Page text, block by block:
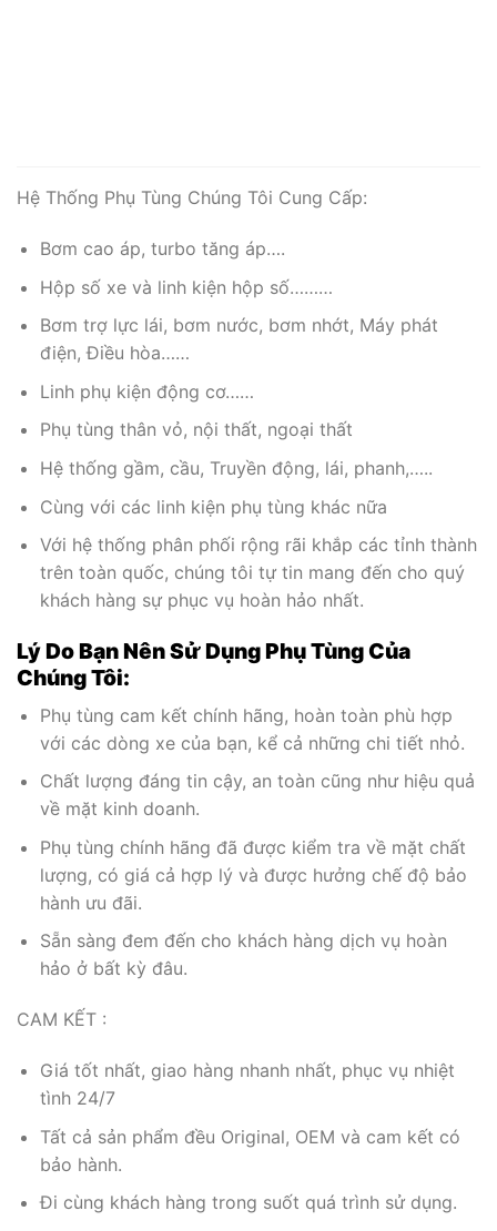
Hệ Thống Phụ Tùng Chúng Tôi Cung Cấp:
Bơm cao áp, turbo tăng áp….
Hộp số xe và linh kiện hộp số………
Bơm trợ lực lái, bơm nước, bơm nhớt, Máy phát
điện, Điều hòa……
Linh phụ kiện động cơ……
Phụ tùng thân vỏ, nội thất, ngoại thất
Hệ thống gầm, cầu, Truyền động, lái, phanh,…..
Cùng với các linh kiện phụ tùng khác nữa
Với hệ thống phân phối rộng rãi khắp các tỉnh thành
trên toàn quốc, chúng tôi tự tin mang đến cho quý
khách hàng sự phục vụ hoàn hảo nhất.
Lý Do Bạn Nên Sử Dụng Phụ Tùng Của
Chúng Tôi:
Phụ tùng cam kết chính hãng, hoàn toàn phù hợp
với các dòng xe của bạn, kể cả những chi tiết nhỏ.
Chất lượng đáng tin cậy, an toàn cũng như hiệu quả
về mặt kinh doanh.
Phụ tùng chính hãng đã được kiểm tra về mặt chất
lượng, có giá cả hợp lý và được hưởng chế độ bảo
hành ưu đãi.
Sẵn sàng đem đến cho khách hàng dịch vụ hoàn
hảo ở bất kỳ đâu.
CAM KẾT :
Giá tốt nhất, giao hàng nhanh nhất, phục vụ nhiệt
tình 24/7
Tất cả sản phẩm đều Original, OEM và cam kết có
bảo hành.
Đi cùng khách hàng trong suốt quá trình sử dụng.